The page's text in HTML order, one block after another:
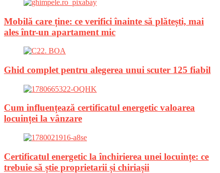
Mobilă care ține: ce verifici înainte să plătești, mai
ales într-un apartament mic
Ghid complet pentru alegerea unui scuter 125 fiabil
Cum influențează certificatul energetic valoarea
locuinței la vânzare
Certificatul energetic la închirierea unei locuințe: ce
trebuie să știe proprietarii și chiriașii